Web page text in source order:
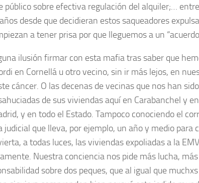
público sobre efectiva regulación del alquiler;…
desde que decidieran estos saqueadores
a tener prisa por que lleguemos a un
ilusión firmar con esta mafia tras saber que
en Cornellá u otro vecino, sin ir más lejos, en
cáncer. O las decenas de vecinas que nos han
de sus viviendas aquí en Carabanchel y
y en todo el Estado. Tampoco conociendo el
judicial que lleva, por ejemplo, un año y medio para
a todas luces, las viviendas expoliadas a la
Nuestra conciencia nos pide más lucha,
sobre dos peques, que al igual que